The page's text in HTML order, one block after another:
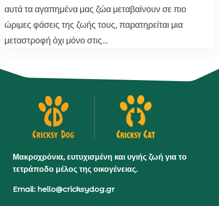
αυτά τα αγαπημένα μας ζώα μεταβαίνουν σε πιο
ώριμες φάσεις της ζωής τους, παρατηρείται μια
μεταστροφή όχι μόνο στις...
Μακροχρόνια, ευτυχισμένη και υγιής ζωή για το
τετράποδο μέλος της οικογένειας.
Email: hello@cricksydog.gr